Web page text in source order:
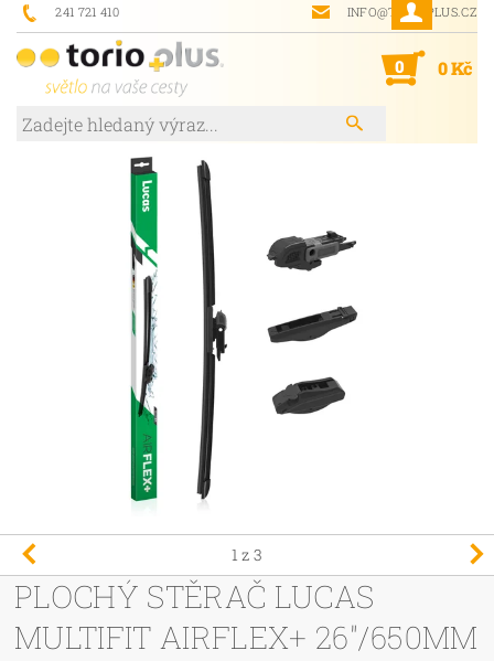
241 721 410 INFO@TORIOPLUS.CZ
0 0 Kč
1 z 3
PLOCHÝ STĚRAČ LUCAS
MULTIFIT AIRFLEX+ 26"/650MM